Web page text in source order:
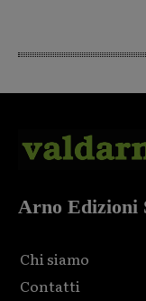
Arno Edizioni
Chi siamo
Contatti